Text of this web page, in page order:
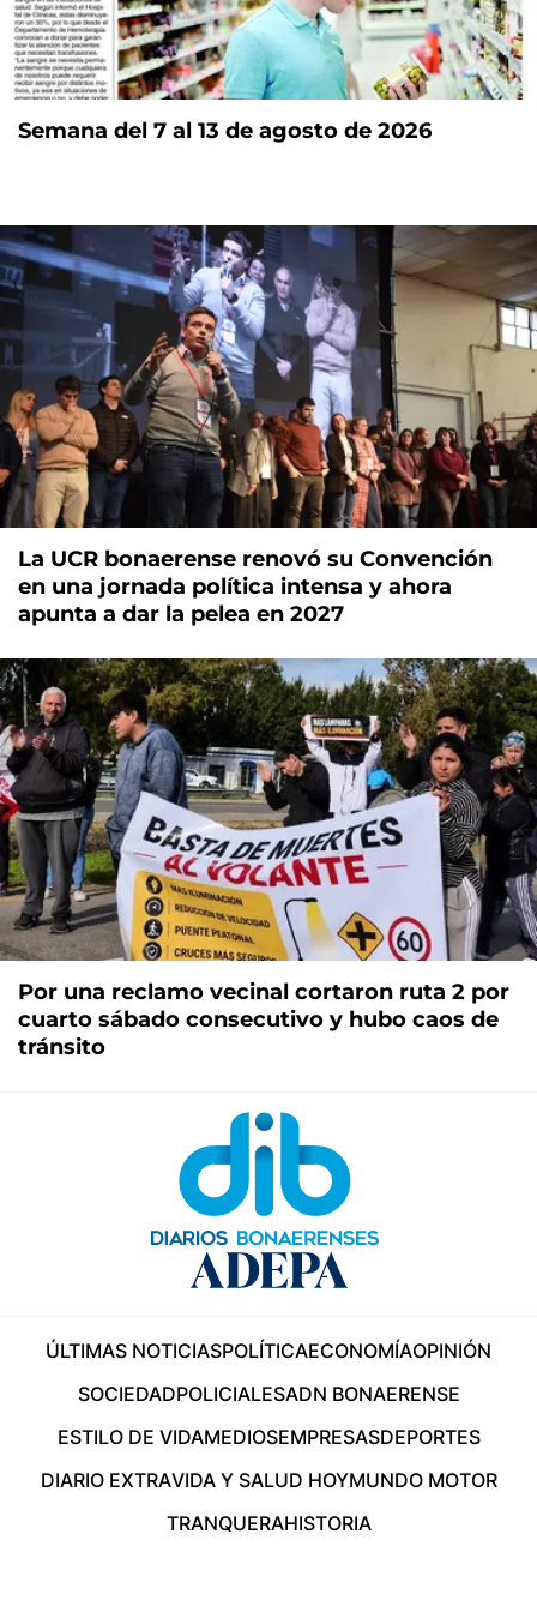
Semana del 7 al 13 de agosto de 2026
La UCR bonaerense renovó su Convención
en una jornada política intensa y ahora
apunta a dar la pelea en 2027
Por una reclamo vecinal cortaron ruta 2 por
cuarto sábado consecutivo y hubo caos de
tránsito
ÚLTIMAS NOTICIASPOLÍTICAECONOMÍAOPINIÓN
SOCIEDADPOLICIALESADN BONAERENSE
ESTILO DE VIDAMEDIOSEMPRESASDEPORTES
DIARIO EXTRAVIDA Y SALUD HOYMUNDO MOTOR
TRANQUERAHISTORIA